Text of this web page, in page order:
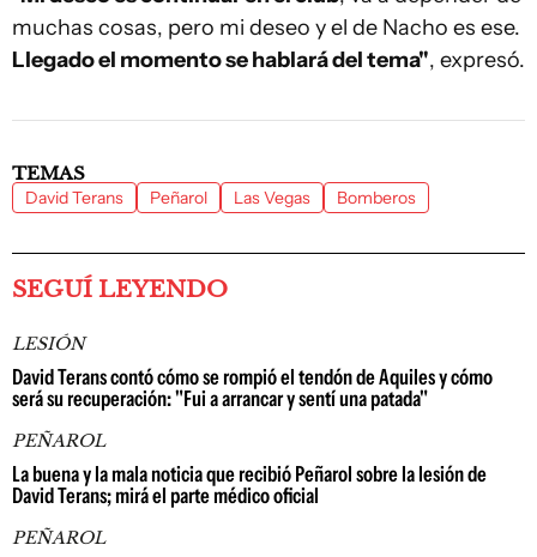
muchas cosas, pero mi deseo y el de Nacho es ese.
Llegado el momento se hablará del tema", expresó.
TEMAS
David Terans Peñarol Las Vegas Bomberos
SEGUÍ LEYENDO
LESIÓN
David Terans contó cómo se rompió el tendón de Aquiles y cómo
será su recuperación: "Fui a arrancar y sentí una patada"
PEÑAROL
La buena y la mala noticia que recibió Peñarol sobre la lesión de
David Terans; mirá el parte médico oficial
PEÑAROL